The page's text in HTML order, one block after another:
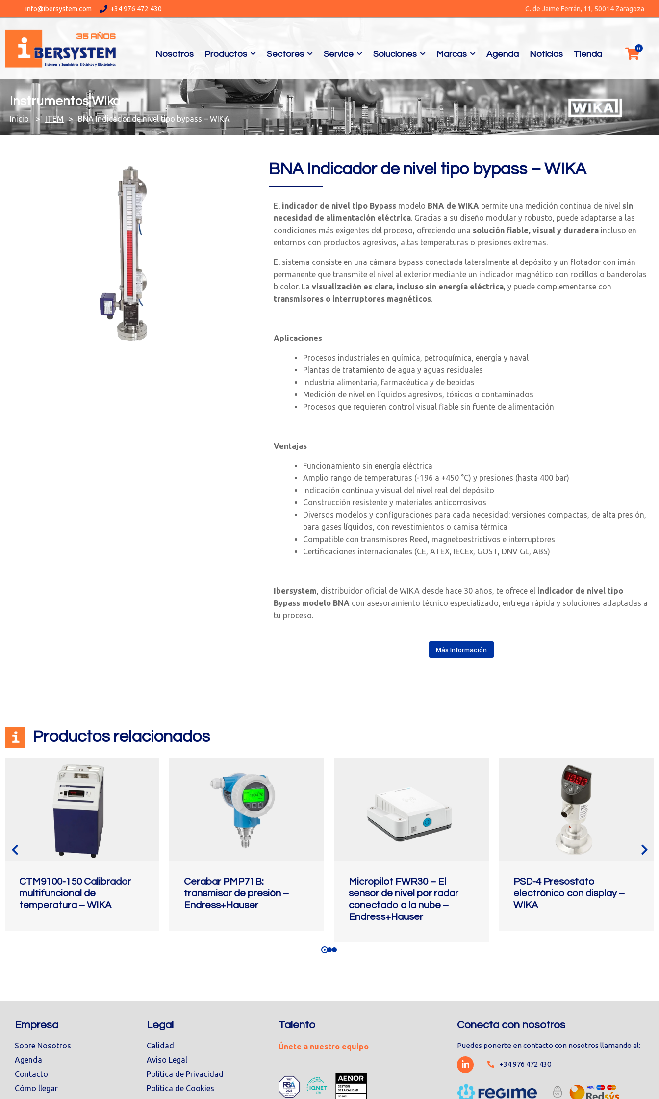
info@ibersystem.com +34 976 472 430 C. de Jaime Ferrán, 11, 50014 Zaragoza
Nosotros Productos Sectores Service Soluciones Marcas Agenda Noticias Tienda
Instrumentos Wika
You are here:ITEM BNA Indicador de nivel tipo bypass – WIKA
BNA Indicador de nivel tipo bypass – WIKA
El indicador de nivel tipo Bypassmodelo BNA de WIKA permite una medición continua de nivel sin
necesidad de alimentación eléctrica. Gracias a su diseño modular y robusto, puede adaptarse a las
condiciones más exigentes del proceso, ofreciendo una solución fiable, visual y duraderaincluso en
entornos con productos agresivos, altas temperaturas o presiones extremas.
El sistema consiste en una cámara bypass conectada lateralmente al depósito y un flotador con imán
permanente que transmite el nivel al exterior mediante un indicador magnético con rodillos o banderolas
bicolor. La visualización es clara, incluso sin energía eléctrica, y puede complementarse con
transmisores o interruptores magnéticos.
Aplicaciones
Procesos industriales en química, petroquímica, energía y naval
Plantas de tratamiento de agua y aguas residuales
Industria alimentaria, farmacéutica y de bebidas
Medición de nivel en líquidos agresivos, tóxicos o contaminados
Procesos que requieren control visual fiable sin fuente de alimentación
Ventajas
Funcionamiento sin energía eléctrica
Amplio rango de temperaturas (-196 a +450 °C) y presiones (hasta 400 bar)
Indicación continua y visual del nivel real del depósito
Construcción resistente y materiales anticorrosivos
Diversos modelos y configuraciones para cada necesidad: versiones compactas, de alta presión,
para gases líquidos, con revestimientos o camisa térmica
Compatible con transmisores Reed, magnetoestrictivos e interruptores
Certificaciones internacionales (CE, ATEX, IECEx, GOST, DNV GL, ABS)
Ibersystem, distribuidor oficial de WIKA desde hace 30 años, te ofrece el indicador de nivel tipo
Bypass modelo BNA con asesoramiento técnico especializado, entrega rápida y soluciones adaptadas a
tu proceso.
Más Información
Productos relacionados
CTM9100-150 Calibrador
multifuncional de
temperatura – WIKA
Cerabar PMP71B:
transmisor de presión –
Endress+Hauser
Micropilot FWR30 – El
sensor de nivel por radar
conectado a la nube –
Endress+Hauser
PSD-4 Presostato
electrónico con display –
WIKA
Empresa
Sobre Nosotros
Agenda
Contacto
Cómo llegar
Legal
Calidad
Aviso Legal
Política de Privacidad
Política de Cookies
Talento
Únete a nuestro equipo
Conecta con nosotros
Puedes ponerte en contacto con nosotros llamando al:
+34 976 472 430